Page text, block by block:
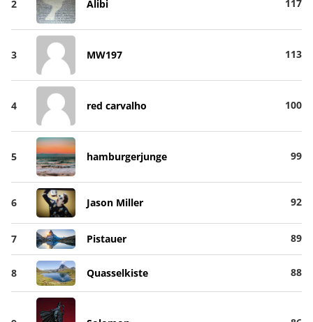
2 Alibi 117
3 MW197 113
4 red carvalho 100
5 hamburgerjunge 99
6 Jason Miller 92
7 Pistauer 89
8 Quasselkiste 88